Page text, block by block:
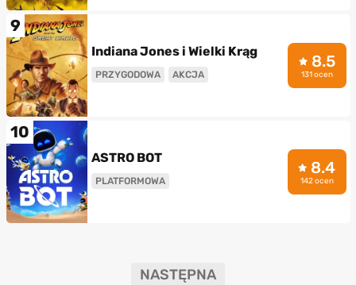
9
Indiana Jones i Wielki Krąg
PRZYGODOWA AKCJA
8.5
131 ocen
10
ASTRO BOT
PLATFORMOWA
8.4
142 ocen
NASTĘPNA